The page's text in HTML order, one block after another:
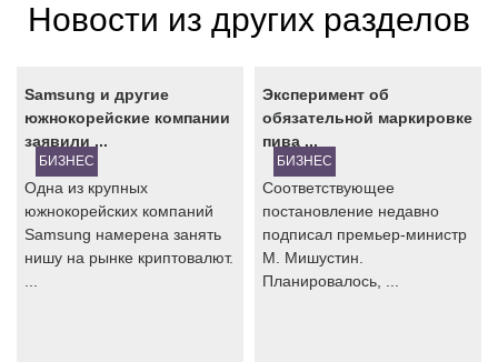
Новости из других разделов
Samsung и другие
южнокорейские компании
заявили ...
БИЗНЕС
Одна из крупных
южнокорейских компаний
Samsung намерена занять
нишу на рынке криптовалют.
Эксперимент об
обязательной маркировке
пива ...
БИЗНЕС
Соответствующее
постановление недавно
подписал премьер-министр
М. Мишустин.
Планировалось, ...